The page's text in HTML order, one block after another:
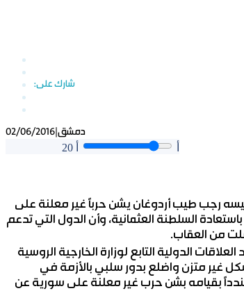
02/06/2016 دمشق
20
رجب طيب أردوغان يشن حرباً غير معلنة على
السلطنة العثمانية، وأن الدول التي تدعم
من العقاب.
الدولية التابع لوزارة الخارجية الروسية
غير متزن واضلع بدور سلبي بالأزمة في
بقيامه بشن حرب غير معلنة على سورية عن